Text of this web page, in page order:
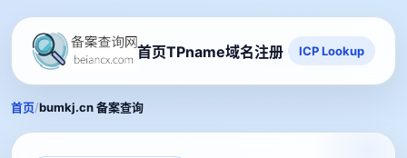
首页TPname域名注册 ICP Lookup
首页/bumkj.cn 备案查询